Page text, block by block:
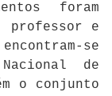
foram
professor e
se
de
o conjunto